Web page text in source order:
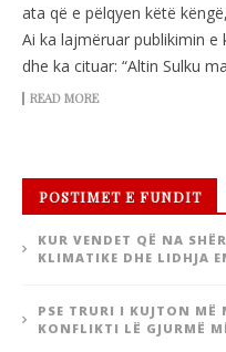
ata që e pëlqyen këtë
Ai ka lajmëruar publikimin
dhe ka cituar: “Altin Sulku
READ MORE
POSTIMET E FUNDIT
KUR VENDET QË NA
KLIMATIKE DHE LIDHJA
PSE TRURI I KUJTON MË
KONFLIKTI LË GJURMË